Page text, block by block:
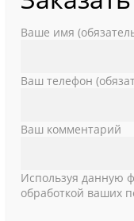
Ваше имя
Ваш телефон
Ваш комментарий
Используя данную
обработкой ваших